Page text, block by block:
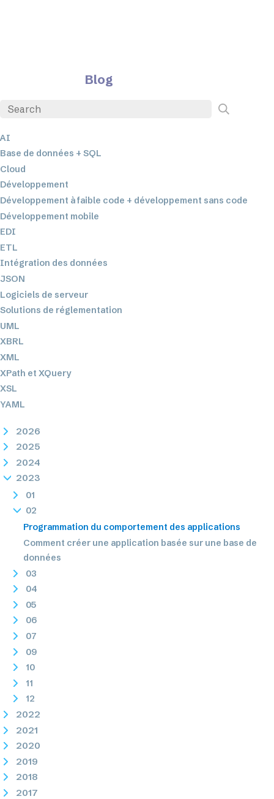
Blog
AI
Base de données + SQL
Cloud
Développement
Développement à faible code + développement sans code
Développement mobile
EDI
ETL
Intégration des données
JSON
Logiciels de serveur
Solutions de réglementation
UML
XBRL
XML
XPath et XQuery
XSL
YAML
2026
2025
2024
2023
01
02
Programmation du comportement des applications
Comment créer une application basée sur une base de
données
03
04
05
06
07
09
10
11
12
2022
2021
2020
2019
2018
2017